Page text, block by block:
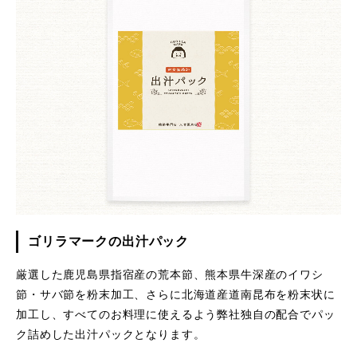
ゴリラマークの出汁パック
厳選した鹿児島県指宿産の荒本節、熊本県牛深産のイワシ
節・サバ節を粉末加工、さらに北海道産道南昆布を粉末状に
加工し、すべてのお料理に使えるよう弊社独自の配合でパッ
ク詰めした出汁パックとなります。